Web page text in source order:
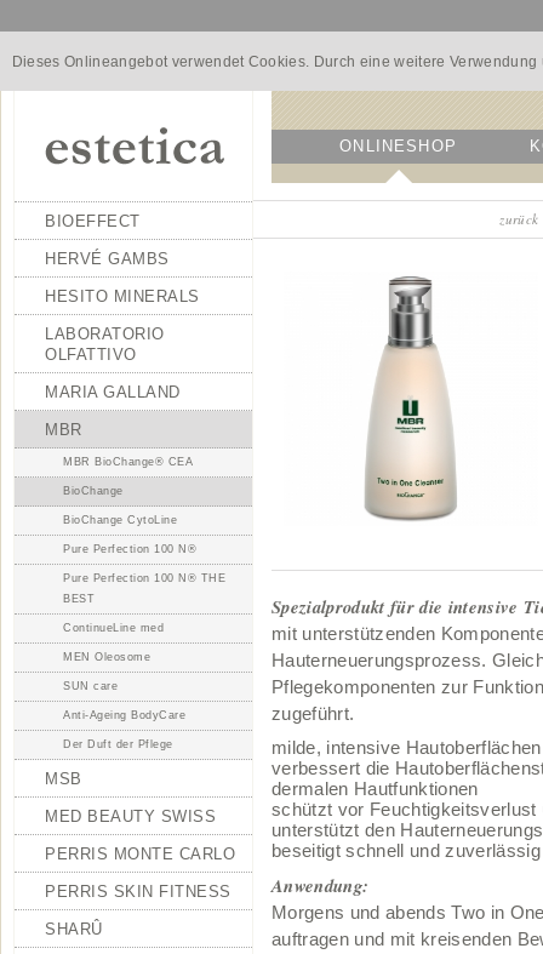
Dieses Onlineangebot verwendet Cookies. Durch eine weitere
BIOEFFECT
HERVÉ GAMBS
HESITO MINERALS
LABORATORIO
OLFATTIVO
MARIA GALLAND
MBR
MBR BioChange® CEA
BioChange
BioChange CytoLine
Pure Perfection 100 N®
Pure Perfection 100 N® THE
BEST
ContinueLine med
MEN Oleosome
SUN care
Anti-Ageing BodyCare
Der Duft der Pflege
MSB
MED BEAUTY SWISS
PERRIS MONTE CARLO
PERRIS SKIN FITNESS
SHARÛ
ONLINESHOP
Spezialprodukt für die intensive
mit unterstützenden
Hauterneuerungsprozess.
Pflegekomponenten zur
zugeführt.
milde, intensive
verbessert die
dermalen Hautfunktionen
schützt vor Feuchtigkeitsverlust
unterstützt den
beseitigt schnell und
Anwendung:
Morgens und abends Two in
auftragen und mit kreisenden